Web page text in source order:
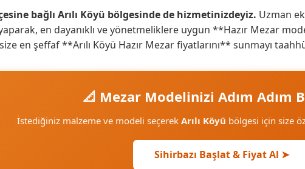
bağlı Arılı Köyü bölgesinde de hizmetinizdeyiz. Uzman
en dayanıklı ve yönetmeliklere uygun **Hazır Mezar
en şeffaf **Arılı Köyü Hazır Mezar fiyatlarını** sunmayı
📐 Mezar Modelinizi Adım Adım
İstediğiniz malzeme ve modeli seçerek Arılı Köyü bölgesi için size
Sihirbazı Başlat & Fiyat Al ➤